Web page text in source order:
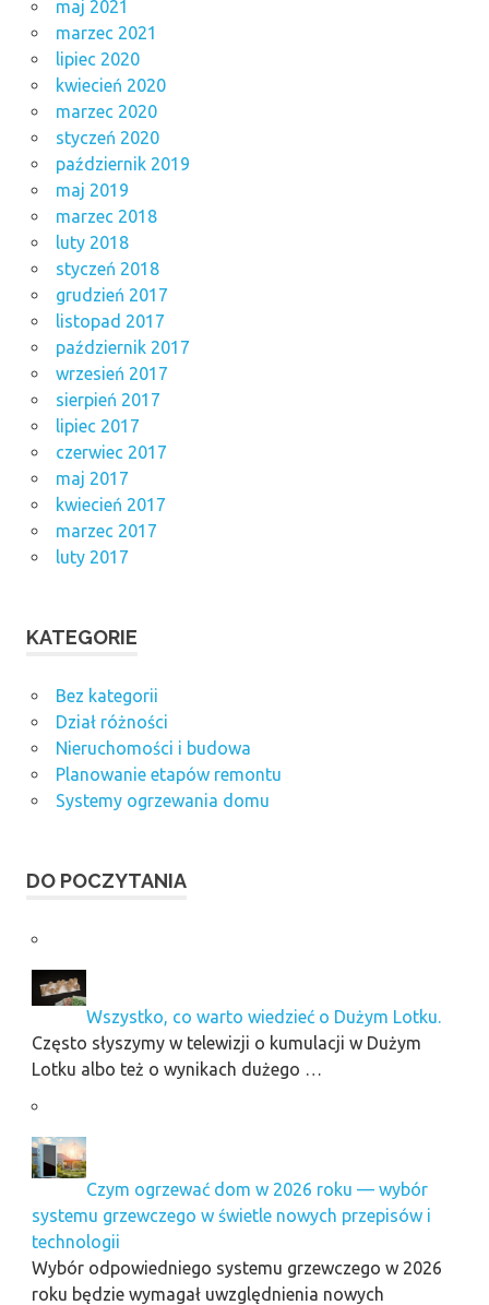
maj 2021
marzec 2021
lipiec 2020
kwiecień 2020
marzec 2020
styczeń 2020
październik 2019
maj 2019
marzec 2018
luty 2018
styczeń 2018
grudzień 2017
listopad 2017
październik 2017
wrzesień 2017
sierpień 2017
lipiec 2017
czerwiec 2017
maj 2017
kwiecień 2017
marzec 2017
luty 2017
KATEGORIE
Bez kategorii
Dział różności
Nieruchomości i budowa
Planowanie etapów remontu
Systemy ogrzewania domu
DO POCZYTANIA
Wszystko, co warto wiedzieć o Dużym Lotku.
Często słyszymy w telewizji o kumulacji w Dużym
Lotku albo też o wynikach dużego …
Czym ogrzewać dom w 2026 roku — wybór
systemu grzewczego w świetle nowych przepisów i
technologii
Wybór odpowiedniego systemu grzewczego w 2026
roku będzie wymagał uwzględnienia nowych